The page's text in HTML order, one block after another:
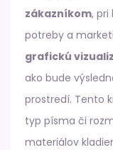
zákazníkom, pri
potreby a
grafickú
ako bude
prostredí. Tento
typ písma či
materiálov